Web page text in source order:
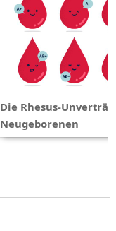
Die Rhesus-
Neugeborenen